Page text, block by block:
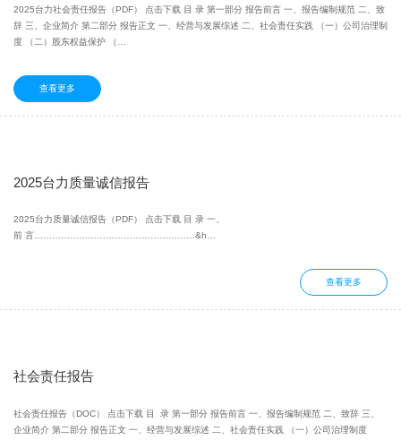
2025台力社会责任报告（PDF） 点击下载 目 录 第一部分 报告前言 一、报告编制规范 二、致
辞 三、企业简介 第二部分 报告正文 一、经营与发展综述 二、社会责任实践 （一）公司治理制
度 （二）股东权益保护 （…
查看更多
2025台力质量诚信报告
2025台力质量诚信报告（PDF） 点击下载 目 录 一、
前 言………………………………………………&h…
查看更多
社会责任报告
社会责任报告（DOC） 点击下载 目 录 第一部分 报告前言 一、报告编制规范 二、致辞 三、
企业简介 第二部分 报告正文 一、经营与发展综述 二、社会责任实践 （一）公司治理制度